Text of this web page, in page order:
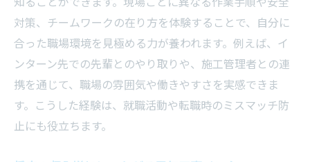
対策、チームワークの在り方を体験することで、自分に
合った職場環境を見極める力が養われます。例えば、イ
ンターン先での先輩とのやり取りや、施工管理者との連
携を通じて、職場の雰囲気や働きやすさを実感できま
す。こうした経験は、就職活動や転職時のミスマッチ防
止にも役立ちます。